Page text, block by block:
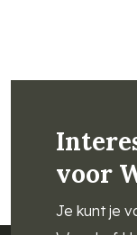
voor
Je kunt je